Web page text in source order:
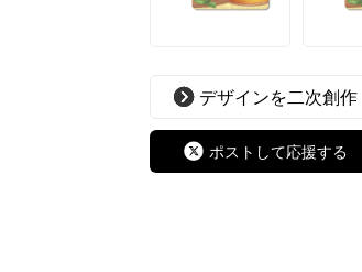
デザインを二次創作
ポストして応援する